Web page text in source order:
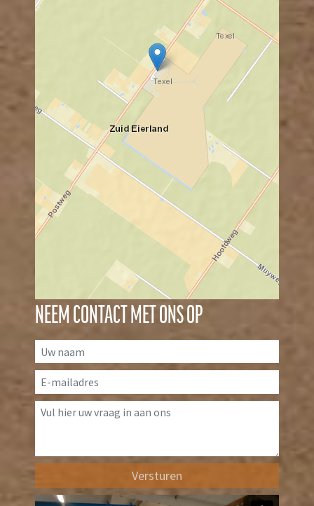
NEEM CONTACT MET ONS OP
Versturen